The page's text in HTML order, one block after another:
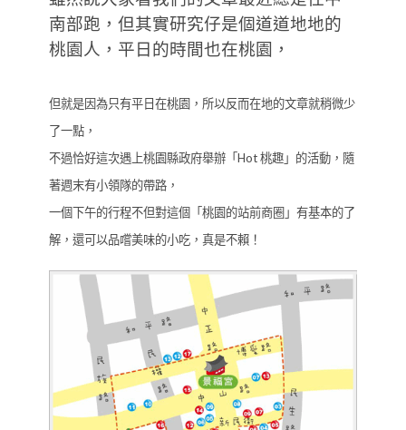
南部跑，但其實研究仔是個道道地地的
桃園人，平日的時間也在桃園，
但就是因為只有平日在桃園，所以反而在地的文章就稍微少
了一點，
不過恰好這次遇上桃園縣政府舉辦「Hot 桃趣」的活動，隨
著週末有小領隊的帶路，
一個下午的行程不但對這個「桃園的站前商圈」有基本的了
解，還可以品嚐美味的小吃，真是不賴！